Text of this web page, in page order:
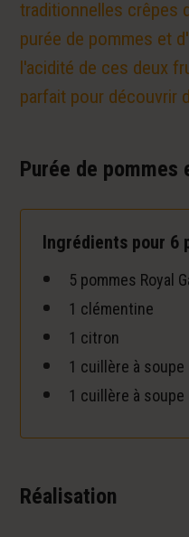
traditionnelles crêpes
purée de pommes et
l'acidité de ces deux
parfait pour découvrir
Purée de pommes
Ingrédients pour 6
5 pommes Royal
1 clémentine
1 citron
1 cuillère à soupe
1 cuillère à
Réalisation